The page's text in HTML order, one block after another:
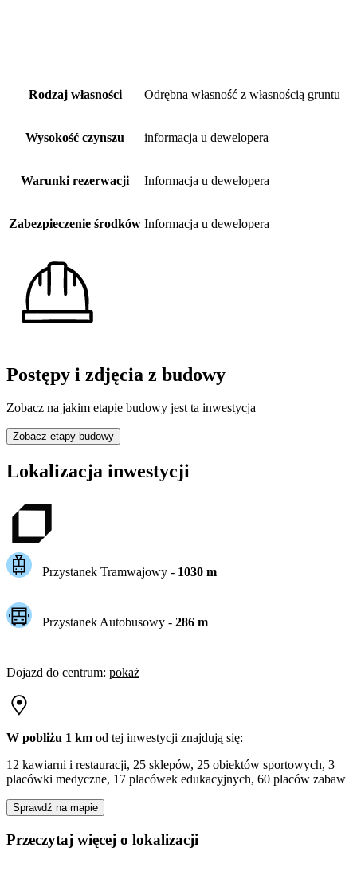
Rodzaj własności Odrębna własność z własnością gruntu
Wysokość czynszu informacja u dewelopera
Warunki rezerwacji Informacja u dewelopera
Zabezpieczenie środków Informacja u dewelopera
Postępy i zdjęcia z budowy
Zobacz na jakim etapie budowy jest ta inwestycja
Zobacz etapy budowy
Lokalizacja inwestycji
Przystanek Tramwajowy - 1030m
Przystanek Autobusowy - 286m
Dojazd do centrum: pokaż
W pobliżu 1 km od tej inwestycji znajdują się:
12 kawiarni i restauracji, 25 sklepów, 25 obiektów sportowych, 3
placówki medyczne, 17 placówek edukacyjnych, 60 placów zabaw
Sprawdź na mapie
Przeczytaj więcej o lokalizacji